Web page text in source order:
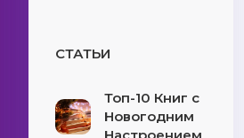
СТАТЬИ
Топ-10 Книг с
Новогодним